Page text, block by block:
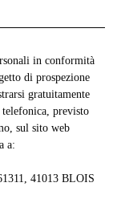
in conformità
di prospezione
gratuitamente
previsto
sul sito web
a:
41013 BLOIS